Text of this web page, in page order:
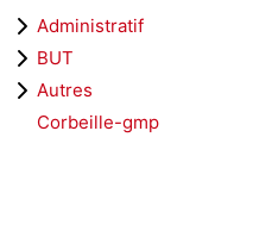
Administratif
BUT
Autres
Corbeille-gmp